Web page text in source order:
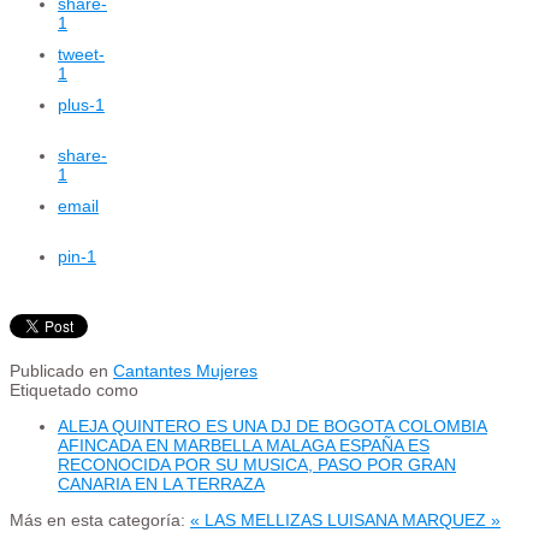
1
tweet-
1
plus-1
share-
1
email
pin-1
Publicado en Cantantes Mujeres
Etiquetado como
ALEJA QUINTERO ES UNA DJ DE BOGOTA COLOMBIA
AFINCADA EN MARBELLA MALAGA ESPAÑA ES
RECONOCIDA POR SU MUSICA, PASO POR GRAN
CANARIA EN LA TERRAZA
Más en esta categoría: « LAS MELLIZAS LUISANA MARQUEZ »